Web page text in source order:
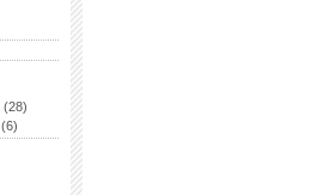
(28)
(6)